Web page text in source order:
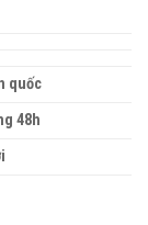
quốc
48h